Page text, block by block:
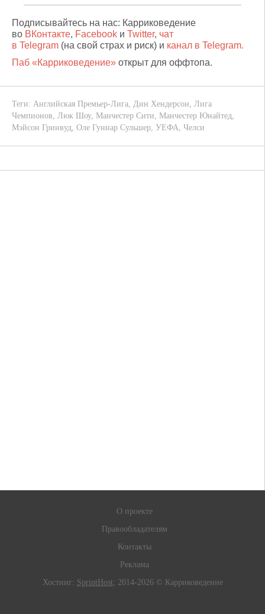
Подписывайтесь на нас: Карриковедение
во ВКонтакте, Facebook и Twitter, чат
в Telegram (на свой страх и риск) и канал в Telegram.
Паб «Карриковедение» открыт для оффтопа.
Теги: Английская Премьер-Лига, Дин Хендерсон, Лига
Чемпионов, Люк Шоу, Манчестер Сити, Манчестер Юнайтед,
Мэйсон Гринвуд, Оле Гуннар Сульшер, УЕФА, Челси
О проекте
Правообладателям
Контакты
Реклама
Хостинг: SprintHost; 2014-2026 © Карриковедение